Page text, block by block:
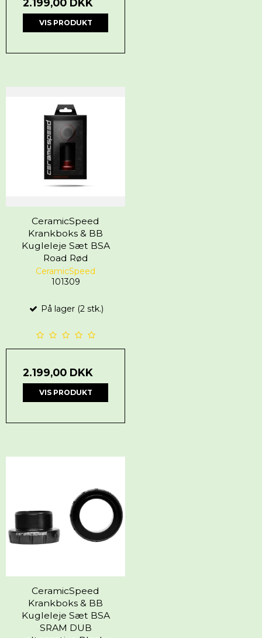
VIS PRODUKT
CeramicSpeed
Krankboks & BB
Kugleleje Sæt BSA
Road Rød
CeramicSpeed
101309
På lager (2 stk.)
2.199,00 DKK
VIS PRODUKT
CeramicSpeed
Krankboks & BB
Kugleleje Sæt BSA
SRAM DUB